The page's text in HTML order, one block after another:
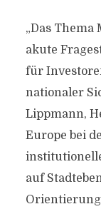
„Das
akute
für
nationaler
Lippmann,
Europe bei
auf